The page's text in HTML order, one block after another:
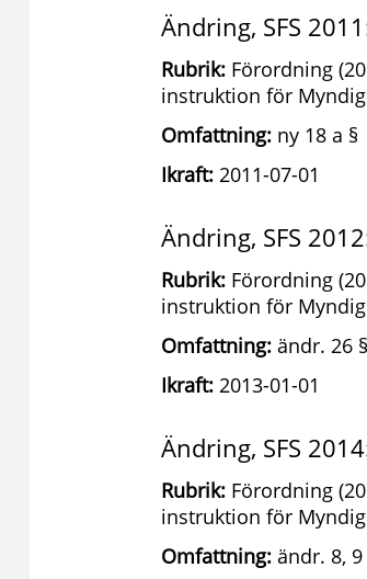
Ändring, SFS
Rubrik: Förordning
instruktion för
Omfattning: ny 18 a §
Ikraft: 2011-07-01
Ändring, SFS
Rubrik: Förordning
instruktion för
Omfattning: ändr. 26 §
Ikraft: 2013-01-01
Ändring, SFS
Rubrik: Förordning
instruktion för
Omfattning: ändr. 8, 9